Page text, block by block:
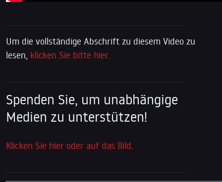
Um die vollständige Abschrift zu diesem Video zu
lesen, klicken Sie bitte hier.
Spenden Sie, um unabhängige
Medien zu unterstützen!
Klicken Sie hier oder auf das Bild.